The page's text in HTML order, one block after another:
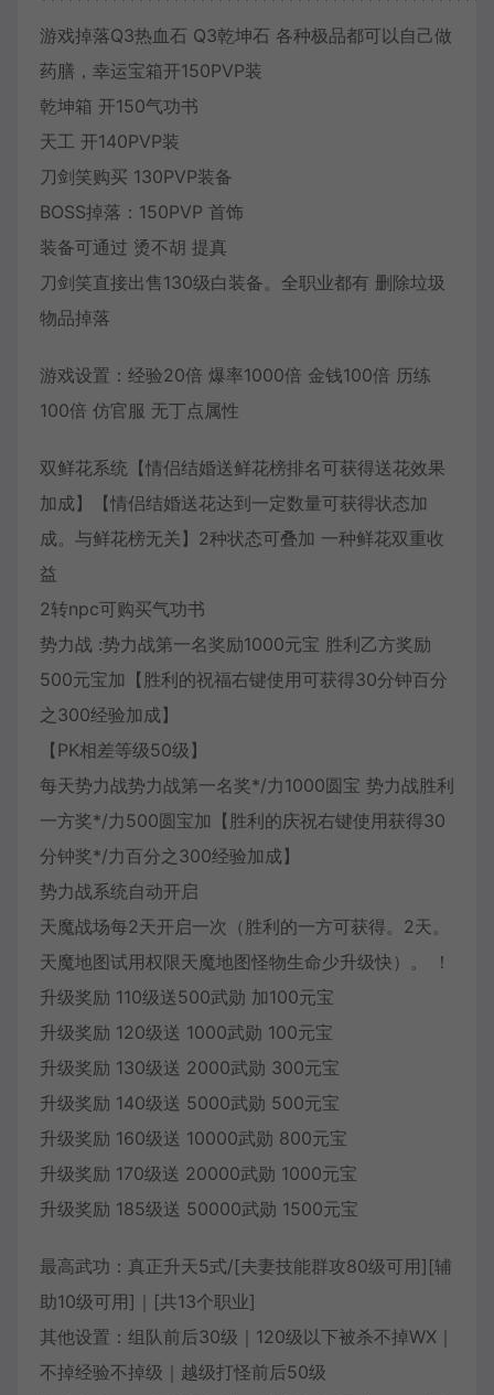
游戏掉落Q3热血石 Q3乾坤石 各种极品都可以自己做
药膳，幸运宝箱开150PVP装
乾坤箱 开150气功书
天工 开140PVP装
刀剑笑购买 130PVP装备
BOSS掉落：150PVP 首饰
装备可通过 烫不胡 提真
刀剑笑直接出售130级白装备。全职业都有 删除垃圾
物品掉落
游戏设置：经验20倍 爆率1000倍 金钱100倍 历练
100倍 仿官服 无丁点属性
双鲜花系统【情侣结婚送鲜花榜排名可获得送花效果
加成】【情侣结婚送花达到一定数量可获得状态加
成。与鲜花榜无关】2种状态可叠加 一种鲜花双重收
益
2转npc可购买气功书
势力战 :势力战第一名奖励1000元宝 胜利乙方奖励
500元宝加【胜利的祝福右键使用可获得30分钟百分
之300经验加成】
【PK相差等级50级】
每天势力战势力战第一名奖*/力1000圆宝 势力战胜利
一方奖*/力500圆宝加【胜利的庆祝右键使用获得30
分钟奖*/力百分之300经验加成】
势力战系统自动开启
天魔战场每2天开启一次（胜利的一方可获得。2天。
天魔地图试用权限天魔地图怪物生命少升级快）。 ！
升级奖励 110级送500武勋 加100元宝
升级奖励 120级送 1000武勋 100元宝
升级奖励 130级送 2000武勋 300元宝
升级奖励 140级送 5000武勋 500元宝
升级奖励 160级送 10000武勋 800元宝
升级奖励 170级送 20000武勋 1000元宝
升级奖励 185级送 50000武勋 1500元宝
最高武功：真正升天5式/[夫妻技能群攻80级可用][辅
助10级可用]｜[共13个职业]
其他设置：组队前后30级｜120级以下被杀不掉WX｜
不掉经验不掉级｜越级打怪前后50级